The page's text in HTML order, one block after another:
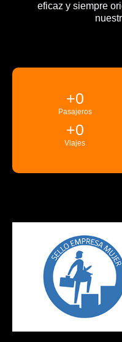
eficaz y siempre
Pasajeros
+0
Viajes
+0